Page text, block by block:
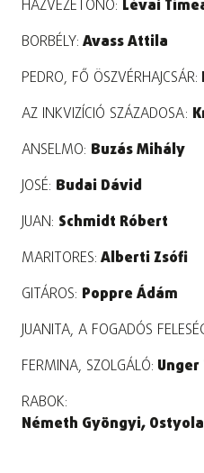
HÁZVEZETŐNŐ: Lévai
BORBÉLY: Avass Attila
PEDRO, FŐ ÖSZVÉRHAJCSÁR:
AZ INKVIZÍCIÓ SZÁZADOSA:
ANSELMO: Buzás Mihály
JOSÉ: Budai Dávid
JUAN: Schmidt Róbert
MARITORES: Alberti Zsófi
GITÁROS: Poppre Ádám
JUANITA, A FOGADÓS
FERMINA, SZOLGÁLÓ: Unger
RABOK:
Németh Gyöngyi,